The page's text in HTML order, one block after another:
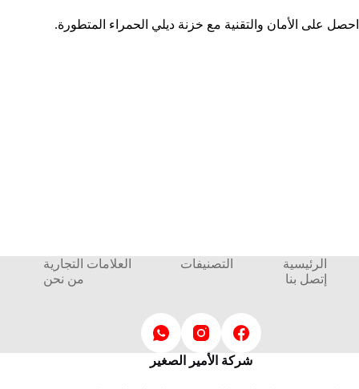
احصل على الأمان والتقنية مع خزنة ديلي الحمراء المتطورة.
الرئيسية التصنيفات
العلامات التجارية
إتصل بنا
من نحن
شركة الأمير الصغير